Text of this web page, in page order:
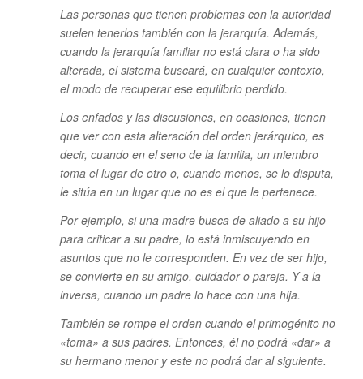
Las personas que tienen problemas con la autoridad
suelen tenerlos también con la jerarquía. Además,
cuando la jerarquía familiar no está clara o ha sido
alterada, el sistema buscará, en cualquier contexto,
el modo de recuperar ese equilibrio perdido.
Los enfados y las discusiones, en ocasiones, tienen
que ver con esta alteración del orden jerárquico, es
decir, cuando en el seno de la familia, un miembro
toma el lugar de otro o, cuando menos, se lo disputa,
le sitúa en un lugar que no es el que le pertenece.
Por ejemplo, si una madre busca de aliado a su hijo
para criticar a su padre, lo está inmiscuyendo en
asuntos que no le corresponden. En vez de ser hijo,
se convierte en su amigo, cuidador o pareja. Y a la
inversa, cuando un padre lo hace con una hija.
También se rompe el orden cuando el primogénito no
«toma» a sus padres. Entonces, él no podrá «dar» a
su hermano menor y este no podrá dar al siguiente.